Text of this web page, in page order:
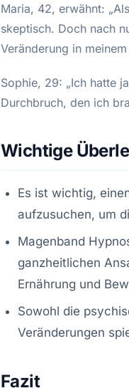
Maria, 42, erwähnt:
skeptisch. Doch nach
Veränderung in
Sophie, 29: „Ich hatte
Durchbruch, den ich
Wichtige
Es ist wichtig,
aufzusuchen, um
Magenband
ganzheitlichen
Ernährung und
Sowohl die
Veränderungen
Fazit